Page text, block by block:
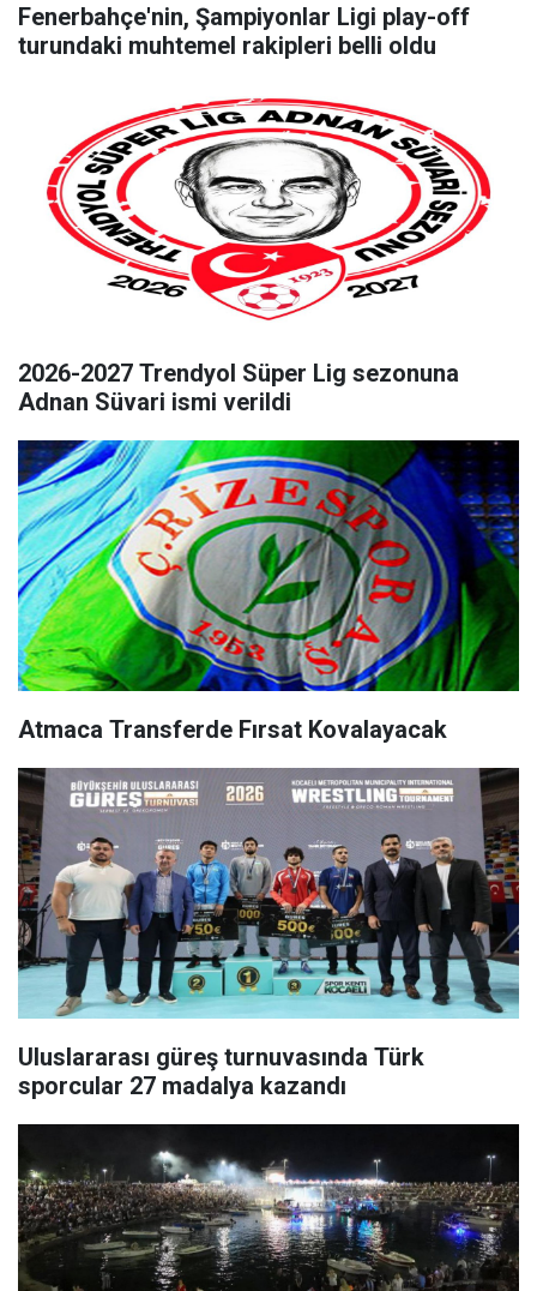
Fenerbahçe'nin, Şampiyonlar Ligi play-off
turundaki muhtemel rakipleri belli oldu
2026-2027 Trendyol Süper Lig sezonuna
Adnan Süvari ismi verildi
Atmaca Transferde Fırsat Kovalayacak
Uluslararası güreş turnuvasında Türk
sporcular 27 madalya kazandı